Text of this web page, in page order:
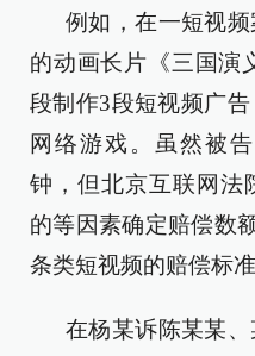
例如，在一短视
的动画长片《三国演
段制作3段短视频广
网络游戏。虽然被
钟，但北京互联网法
的等因素确定赔偿数
条类短视频的赔偿标准
在杨某诉陈某某